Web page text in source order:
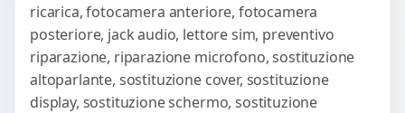
ricarica, fotocamera anteriore, fotocamera
posteriore, jack audio, lettore sim, preventivo
riparazione, riparazione microfono, sostituzione
altoparlante, sostituzione cover, sostituzione
display, sostituzione schermo, sostituzione